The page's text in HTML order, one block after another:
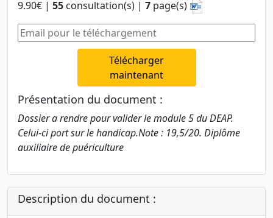
9.90€ | 55 consultation(s) | 7 page(s)
Télécharger
maintenant
Présentation du document :
Dossier a rendre pour valider le module 5 du DEAP.
Celui-ci port sur le handicap.Note : 19,5/20. Diplôme
auxiliaire de puériculture
Description du document :